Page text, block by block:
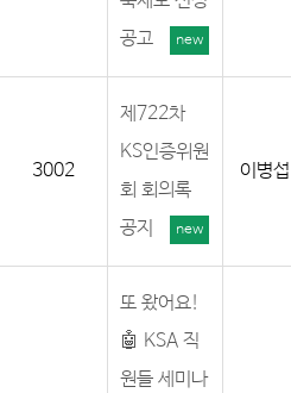
공고
new
3002
제722차
KS인증위원
회 회의록
공지
new
이병섭
또 왔어요!
🤖 KSA 직
원들 세미나